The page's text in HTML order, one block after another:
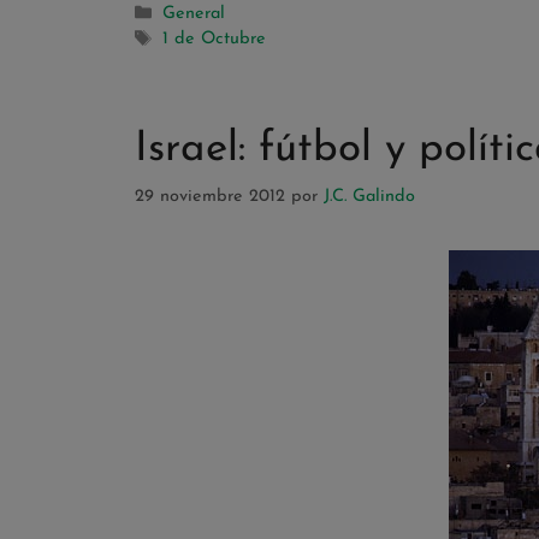
General
1 de Octubre
Israel: fútbol y
29 noviembre 2012 por J.C. Galindo